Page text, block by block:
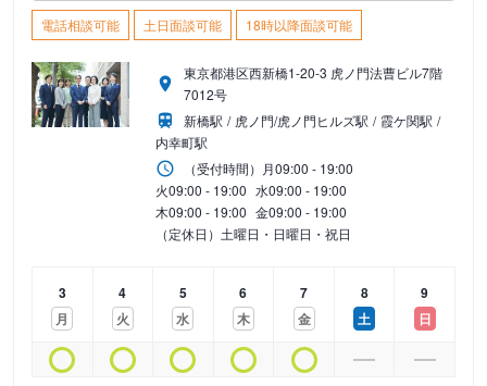
電話相談可能 土日面談可能 18時以降面談可能
東京都港区西新橋1-20-3 虎ノ門法曹ビル7階
7012号
新橋駅
虎ノ門/虎ノ門ヒルズ駅
霞ケ関駅
内幸町駅
（受付時間） 月09:00 - 19:00
火09:00 - 19:00 水09:00 - 19:00
木09:00 - 19:00 金09:00 - 19:00
（定休日）土曜日・日曜日・祝日
3
月
4
火
5
水
6
木
7
金
8
土
9
日